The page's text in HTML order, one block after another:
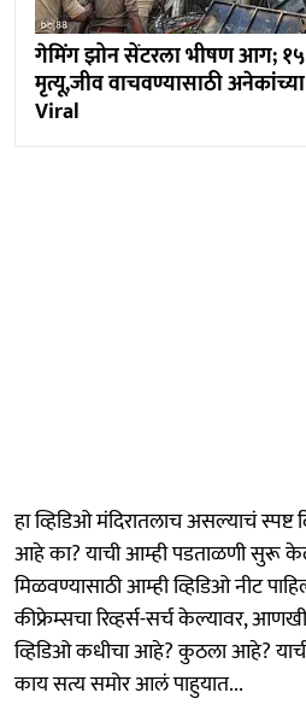
गेमिंग झोन सेंटरला भीषण आग;
मृत्यू,जीव वाचवण्यासाठी
Viral
हा व्हिडिओ मंदिरातलाच असल्याचं स्पष्ट
आहे का? याची आम्ही पडताळणी सुरू
मिळवण्यासाठी आम्ही व्हिडिओ नीट
कीफ्रेम्सचा रिव्हर्स-सर्च केल्यावर,
व्हिडिओ कधीचा आहे? कुठला आहे? याची
काय सत्य समोर आलं पाहुयात...